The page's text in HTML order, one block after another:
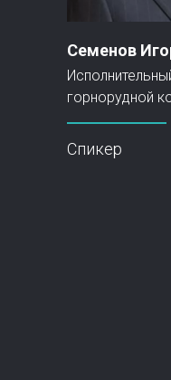
Семенов
горнорудной
Спикер